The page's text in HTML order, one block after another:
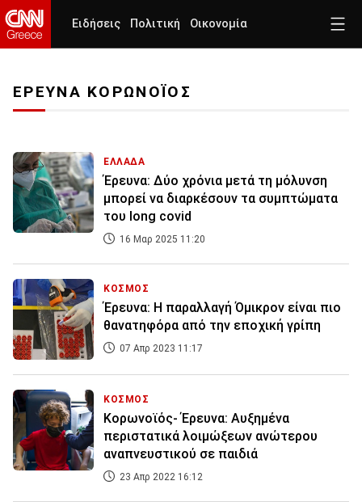
Ειδήσεις Πολιτική Οικονομία
ΕΡΕΥΝΑ ΚΟΡΩΝΟΪΟΣ
ΕΛΛΑΔΑ
Έρευνα: Δύο χρόνια μετά τη μόλυνση
μπορεί να διαρκέσουν τα συμπτώματα
του long covid
16 Μαρ 2025 11:20
ΚΟΣΜΟΣ
Έρευνα: Η παραλλαγή Όμικρον είναι πιο
θανατηφόρα από την εποχική γρίπη
07 Απρ 2023 11:17
ΚΟΣΜΟΣ
Κορωνοϊός- Έρευνα: Αυξημένα
περιστατικά λοιμώξεων ανώτερου
αναπνευστικού σε παιδιά
23 Απρ 2022 16:12